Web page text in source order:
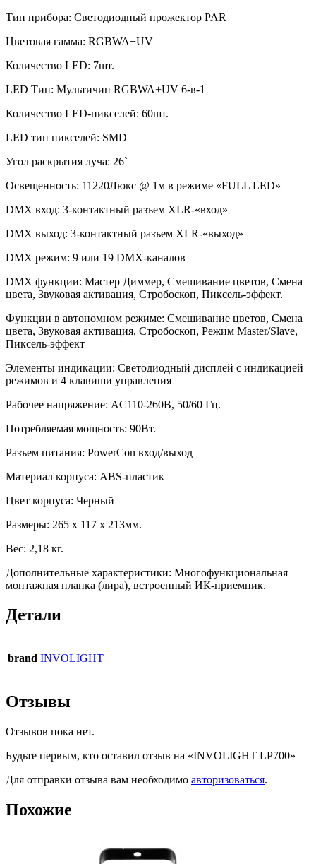
Тип прибора: Светодиодный прожектор PAR
Цветовая гамма: RGBWA+UV
Количество LED: 7шт.
LED Тип: Мультичип RGBWA+UV 6-в-1
Количество LED-пикселей: 60шт.
LED тип пикселей: SMD
Угол раскрытия луча: 26`
Освещенность: 11220Люкс @ 1м в режиме «FULL LED»
DMX вход: 3-контактный разъем XLR-«вход»
DMX выход: 3-контактный разъем XLR-«выход»
DMX режим: 9 или 19 DMX-каналов
DMX функции: Мастер Диммер, Смешивание цветов, Смена
цвета, Звуковая активация, Стробоскоп, Пиксель-эффект.
Функции в автономном режиме: Смешивание цветов, Смена
цвета, Звуковая активация, Стробоскоп, Режим Master/Slave,
Пиксель-эффект
Элементы индикации: Светодиодный дисплей с индикацией
режимов и 4 клавиши управления
Рабочее напряжение: AC110-260В, 50/60 Гц.
Потребляемая мощность: 90Вт.
Разъем питания: PowerCon вход/выход
Материал корпуса: ABS-пластик
Цвет корпуса: Черный
Размеры: 265 x 117 x 213мм.
Вес: 2,18 кг.
Дополнительные характеристики: Многофункциональная
монтажная планка (лира), встроенный ИК-приемник.
Детали
brand INVOLIGHT
Отзывы
Отзывов пока нет.
Будьте первым, кто оставил отзыв на «INVOLIGHT LP700»
Для отправки отзыва вам необходимо авторизоваться.
Похожие